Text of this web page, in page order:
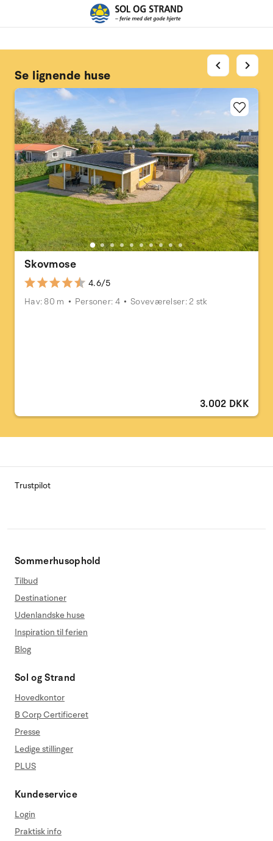
Se lignende huse
Skovmose
4.6/5
Hav: 80 m
Personer: 4 Soveværelser: 2 stk
3.002 DKK
chevron_left chevron_right
Trustpilot
Sommerhusophold
Tilbud
Destinationer
Udenlandske huse
Inspiration til ferien
Blog
Sol og Strand
Hovedkontor
B Corp Certificeret
Presse
Ledige stillinger
PLUS
Kundeservice
Login
Praktisk info